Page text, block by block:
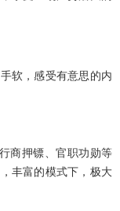
软，感受有意思的内
商押镖、官职功勋等
丰富的模式下，极大